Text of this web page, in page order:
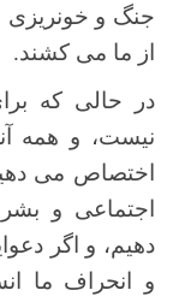
جنگ و خونریزی
از ما می کشند.
در حالی که
نیست، و همه
اختصاص می
اجتماعی و
دهیم، و اگر
و انحراف ما